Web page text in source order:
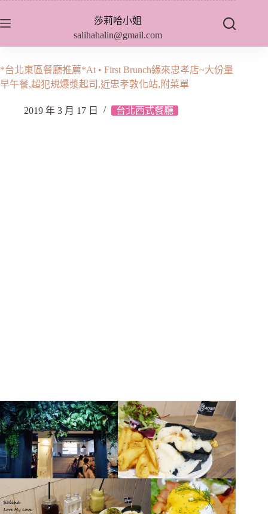
至
內
容
莎莉哈小姐
salihahalin@gmail.com
*台北東區餐廳推薦*At • First Brunch緣來忠孝店~大份量
早午餐,超犯規爆漿起司,近忠孝敦化站,附菜單
2019 年 3 月 17 日 台北西式餐廳